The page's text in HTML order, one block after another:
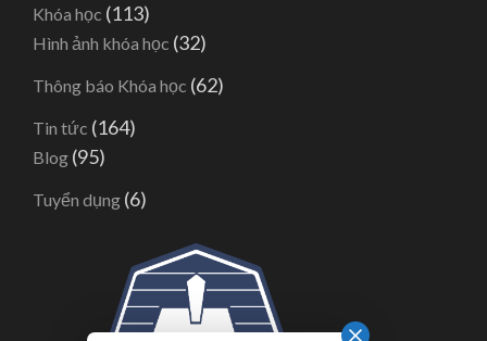
Khóa học (113)
Hình ảnh khóa học (32)
Thông báo Khóa học (62)
Tin tức (164)
Blog (95)
Tuyển dụng (6)